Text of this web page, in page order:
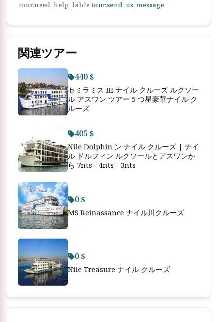
tour.need_help_lable tour.send_us_message
関連ツアー
440 $
セミラミス III ナイル クルーズ ルクソー
ル アスワン ツアー 5 つ星豪華ナイル ク
ルーズ
405 $
Nile Dolphin ン ナイル クルーズ | ナイ
ル ドルフィン ルクソールとアスワンか
ら 7nts - 4nts - 3nts
0 $
MS Reinassance ナイル川クルーズ
0 $
Nile Treasure ナイル クルーズ